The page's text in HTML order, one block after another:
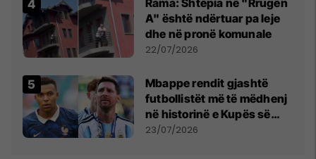
Rama: Shtëpia në "Rrugën
A" është ndërtuar pa leje
dhe në pronë komunale
22/07/2026
Mbappe rendit gjashtë
futbollistët më të mëdhenj
në historinë e Kupës së
Botës, Messi mbetet i dyti
23/07/2026